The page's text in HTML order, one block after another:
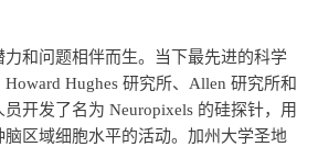
和问题相伴而生。当下最先进的科学
Hughes 研究所、Allen 研究所和
开发了名为 Neuropixels 的硅探针，用
区域细胞水平的活动。加州大学圣地